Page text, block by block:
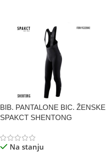
BIB. PANTALONE BIC. ŽENSKE
SPAKCT SHENTONG
Na stanju